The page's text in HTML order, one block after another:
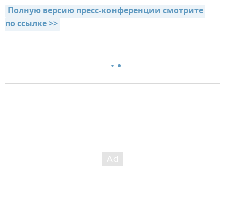
Полную версию пресс-конференции смотрите
по ссылке >>